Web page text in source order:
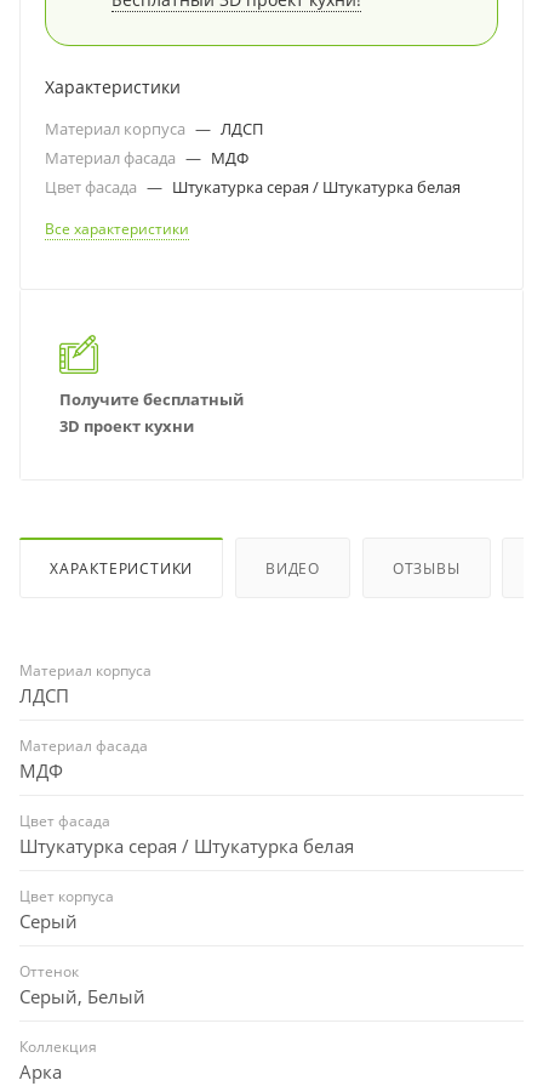
Характеристики
Материал корпуса — ЛДСП
Материал фасада — МДФ
Цвет фасада — Штукатурка серая / Штукатурка белая
Все характеристики
Получите бесплатный
3D проект кухни
ХАРАКТЕРИСТИКИ ВИДЕО ОТЗЫВЫ
Материал корпуса
ЛДСП
Материал фасада
МДФ
Цвет фасада
Штукатурка серая / Штукатурка белая
Цвет корпуса
Серый
Оттенок
Серый, Белый
Коллекция
Арка